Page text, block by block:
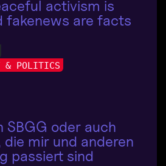
activism is
fakenews are facts
& POLITICS
SBGG oder auch
mir und anderen
passiert sind